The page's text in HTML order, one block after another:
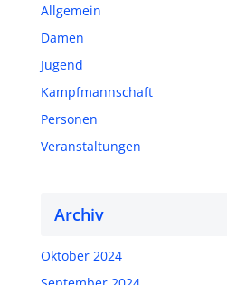
Allgemein
Damen
Jugend
Kampfmannschaft
Personen
Veranstaltungen
Archiv
Oktober 2024